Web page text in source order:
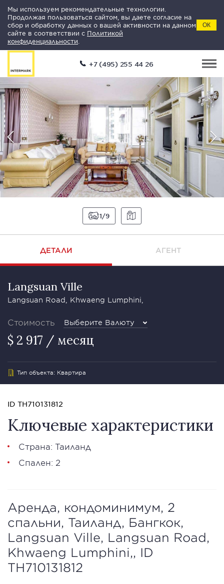
Мы используем рекомендательные технологии.
Продолжая пользоваться сайтом, вы даете согласие на
сбор и обработку данных о вашей активности на данном
сайте в соответствии с Политикой
конфиденциальности
ОК
+7 (495) 255 44 26
1 9
ДЕТАЛИ АГЕНТ
Langsuan Ville
Langsuan Road, Khwaeng Lumphini,
Стоимость Выберите Валюту
$ 2 917 / месяц
Тип объекта: Квартира
ID TH710131812
Ключевые характеристики
Страна: Таиланд
Спален: 2
Аренда, кондоминимум, 2
спальни, Таиланд, Бангкок,
Langsuan Ville, Langsuan Road,
Khwaeng Lumphini,, ID
TH710131812